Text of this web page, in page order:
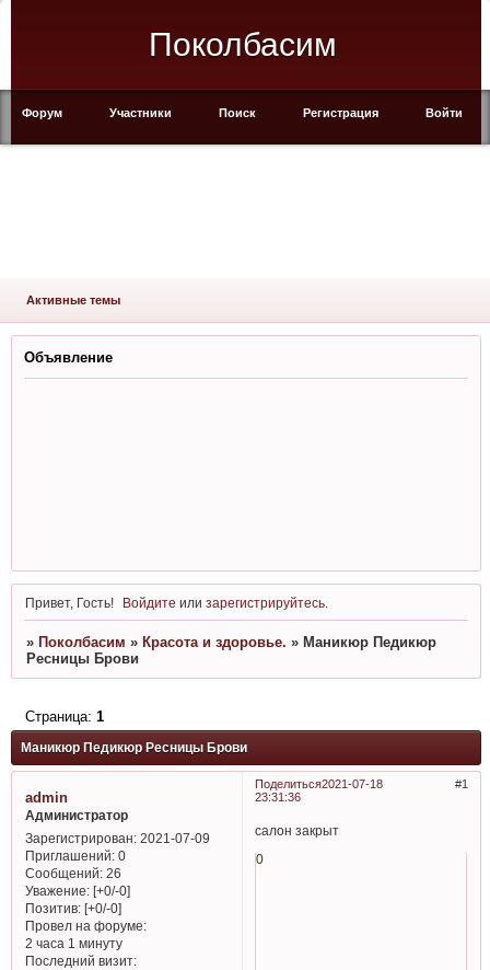
Поколбасим
Форум Участники Поиск Регистрация Войти
Активные темы
Объявление
Привет, Гость! Войдите илизарегистрируйтесь
» Поколбасим » Красота и здоровье. » Маникюр Педикюр
Ресницы Брови
Маникюр Педикюр Ресницы Брови
Страница: 1
Поделиться 1
2021-07-18
23:31:36
admin
Администратор
Зарегистрирован: 2021-07-09
Приглашений:0
Сообщений:26
Уважение: [+0/-0]
Позитив: [+0/-0]
Провел на форуме:
2 часа 1 минуту
Последний визит:
салон закрыт
0